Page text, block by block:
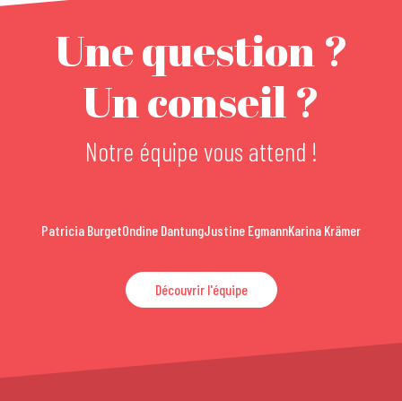
Une question ?
Un conseil ?
Notre équipe vous attend !
Patricia BurgetOndine DantungJustine EgmannKarina Krämer
Découvrir l'équipe